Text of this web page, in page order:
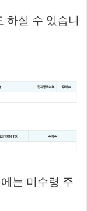
하실 수 있습니
는 미수령 주